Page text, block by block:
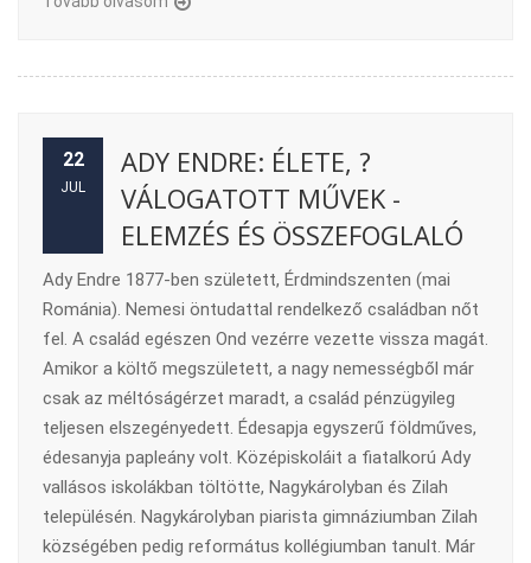
22
JUL
ADY ENDRE: ÉLETE, ?
VÁLOGATOTT MŰVEK -
ELEMZÉS ÉS ÖSSZEFOGLALÓ
Ady Endre 1877-ben született, Érdmindszenten (mai
Románia). Nemesi öntudattal rendelkező családban nőt
fel. A család egészen Ond vezérre vezette vissza magát.
Amikor a költő megszületett, a nagy nemességből már
csak az méltóságérzet maradt, a család pénzügyileg
teljesen elszegényedett. Édesapja egyszerű földműves,
édesanyja papleány volt. Középiskoláit a fiatalkorú Ady
vallásos iskolákban töltötte, Nagykárolyban és Zilah
településén. Nagykárolyban piarista gimnáziumban Zilah
községében pedig református kollégiumban tanult. Már